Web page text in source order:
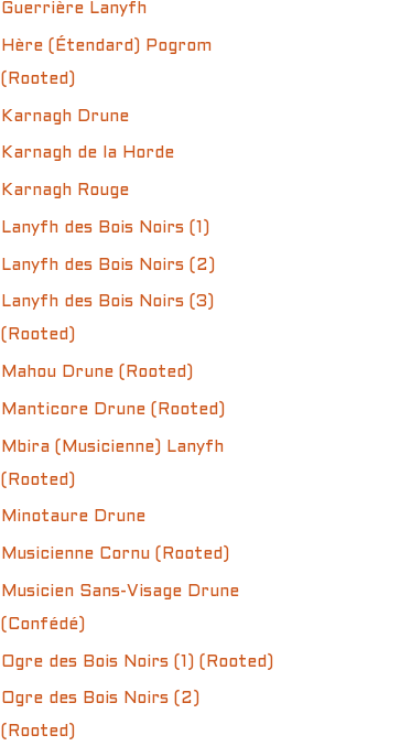
Guerrière Lanyfh
Hère (Étendard) Pogrom
(Rooted)
Karnagh Drune
Karnagh de la Horde
Karnagh Rouge
Lanyfh des Bois Noirs (1)
Lanyfh des Bois Noirs (2)
Lanyfh des Bois Noirs (3)
(Rooted)
Mahou Drune (Rooted)
Manticore Drune (Rooted)
Mbira (Musicienne) Lanyfh
(Rooted)
Minotaure Drune
Musicienne Cornu (Rooted)
Musicien Sans-Visage Drune
(Confédé)
Ogre des Bois Noirs (1) (Rooted)
Ogre des Bois Noirs (2)
(Rooted)